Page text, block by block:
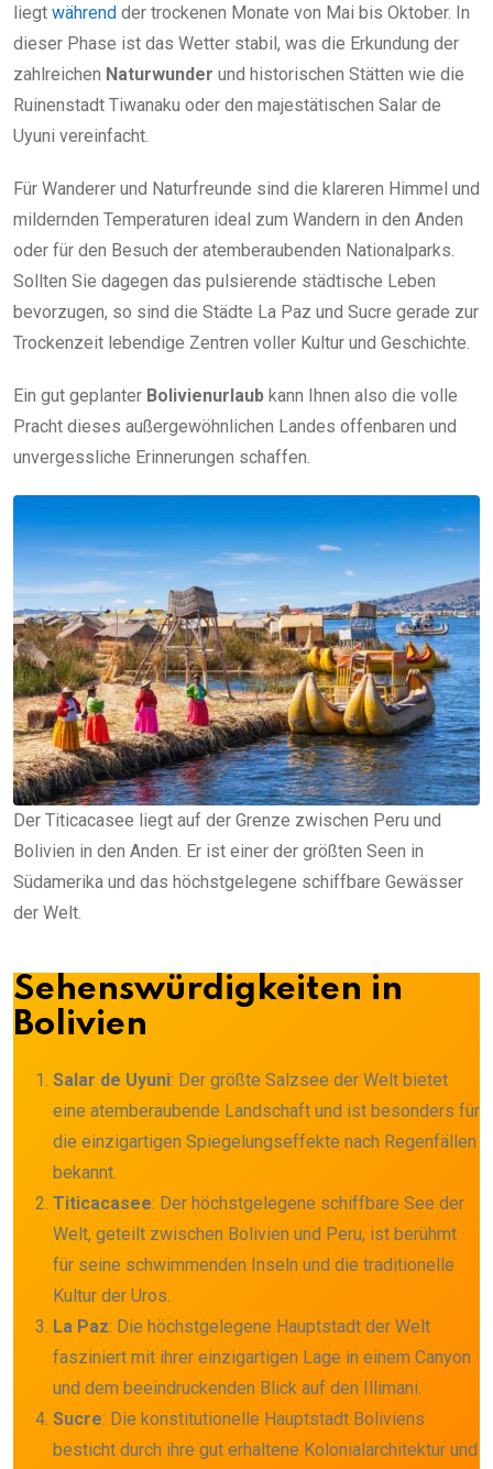
liegt während der trockenen Monate von Mai bis Oktober. In
dieser Phase ist das Wetter stabil, was die Erkundung der
zahlreichen Naturwunder und historischen Stätten wie die
Ruinenstadt Tiwanaku oder den majestätischen Salar de
Uyuni vereinfacht.
Für Wanderer und Naturfreunde sind die klareren Himmel und
mildernden Temperaturen ideal zum Wandern in den Anden
oder für den Besuch der atemberaubenden Nationalparks.
Sollten Sie dagegen das pulsierende städtische Leben
bevorzugen, so sind die Städte La Paz und Sucre gerade zur
Trockenzeit lebendige Zentren voller Kultur und Geschichte.
Ein gut geplanter Bolivienurlaub kann Ihnen also die volle
Pracht dieses außergewöhnlichen Landes offenbaren und
unvergessliche Erinnerungen schaffen.
Der Titicacasee liegt auf der Grenze zwischen Peru und
Bolivien in den Anden. Er ist einer der größten Seen in
Südamerika und das höchstgelegene schiffbare Gewässer
der Welt.
Sehenswürdigkeiten in
Bolivien
Salar de Uyuni: Der größte Salzsee der Welt bietet
eine atemberaubende Landschaft und ist besonders für
die einzigartigen Spiegelungseffekte nach Regenfällen
bekannt.
Titicacasee: Der höchstgelegene schiffbare See der
Welt, geteilt zwischen Bolivien und Peru, ist berühmt
für seine schwimmenden Inseln und die traditionelle
Kultur der Uros.
La Paz: Die höchstgelegene Hauptstadt der Welt
fasziniert mit ihrer einzigartigen Lage in einem Canyon
und dem beeindruckenden Blick auf den Illimani.
Sucre: Die konstitutionelle Hauptstadt Boliviens
besticht durch ihre gut erhaltene Kolonialarchitektur und